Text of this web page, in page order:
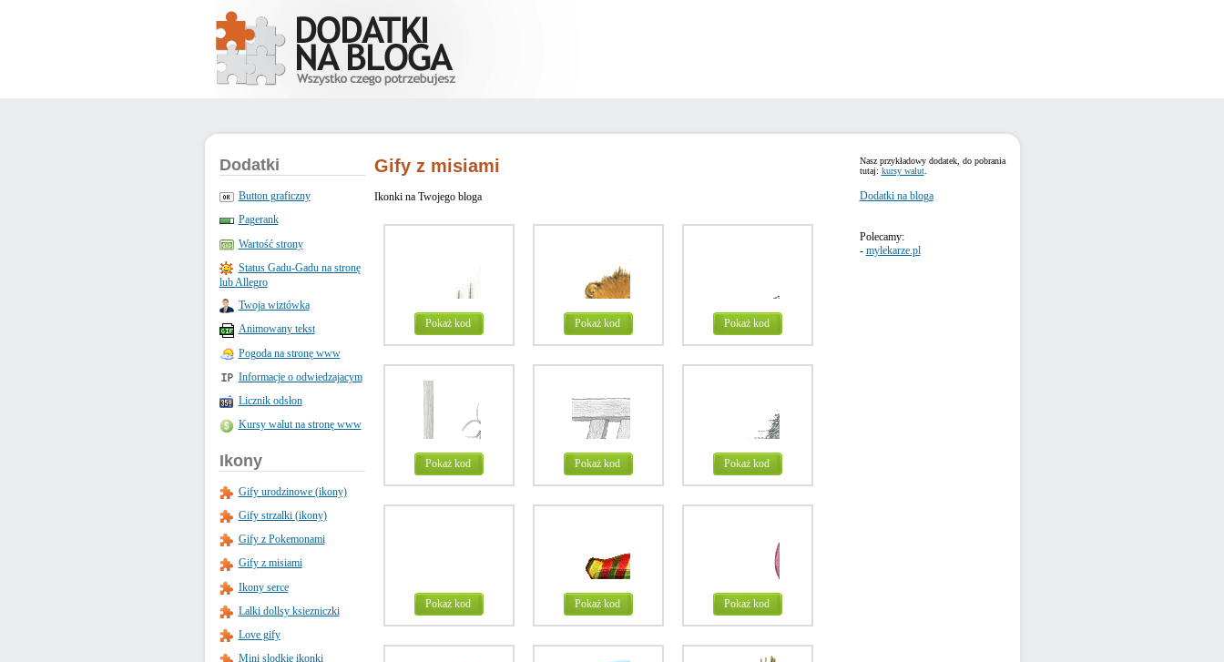
Dodatki
Button graficzny
Pagerank
Wartość strony
Status Gadu-Gadu na stronę
lub Allegro
Twoja wiztówka
Animowany tekst
Pogoda na stronę www
Informacje o odwiedzajacym
Licznik odsłon
Kursy walut na stronę www
Ikony
Gify urodzinowe (ikony)
Gify strzalki (ikony)
Gify z Pokemonami
Gify z misiami
Ikony serce
Lalki dollsy ksiezniczki
Love gify
Mini slodkie ikonki
Nasz przykładowy dodatek, do pobrania
tutaj: kursy walut.
Dodatki na bloga
Polecamy:
- mylekarze.pl
Gify z misiami
Ikonki na Twojego bloga
Pokaż kod Pokaż kod Pokaż kod
Pokaż kod Pokaż kod Pokaż kod
Pokaż kod Pokaż kod Pokaż kod